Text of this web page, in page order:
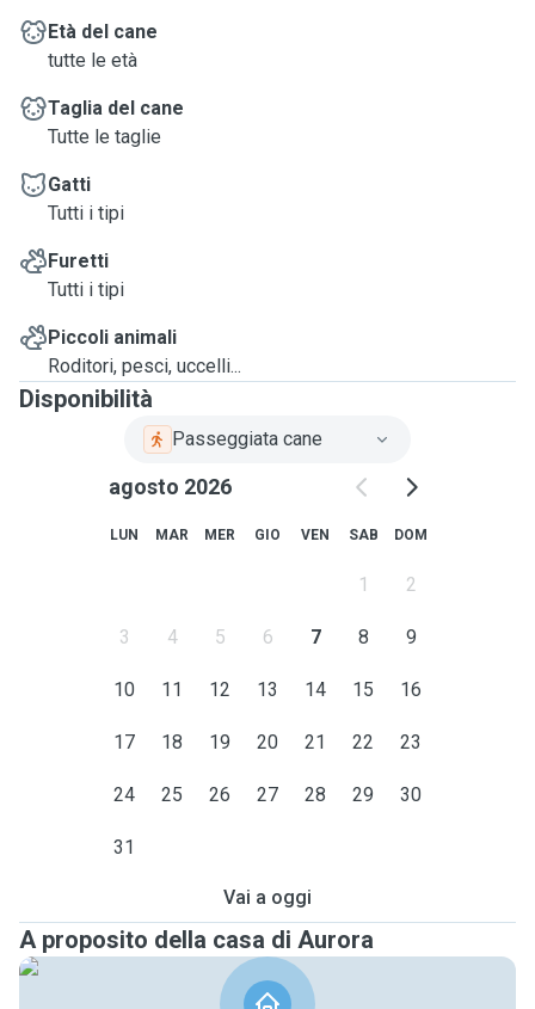
Età del cane
tutte le età
Taglia del cane
Tutte le taglie
Gatti
Tutti i tipi
Furetti
Tutti i tipi
Piccoli animali
Roditori, pesci, uccelli...
Disponibilità
Passeggiata cane
agosto 2026
LUN MAR MER GIO VEN SAB DOM
1 2
3 4 5 6 7 8 9
10 11 12 13 14 15 16
17 18 19 20 21 22 23
24 25 26 27 28 29 30
31
Vai a oggi
A proposito della casa di Aurora